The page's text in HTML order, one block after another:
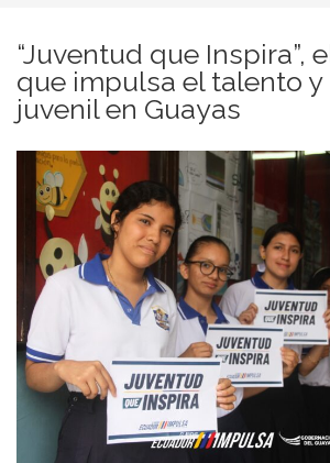
“Juventud que Inspira”,
que impulsa el talento
juvenil en Guayas